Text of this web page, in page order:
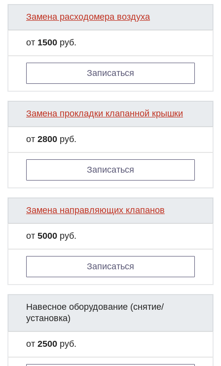
Замена расходомера воздуха
от 1500 руб.
Записаться
Замена прокладки клапанной крышки
от 2800 руб.
Записаться
Замена направляющих клапанов
от 5000 руб.
Записаться
Навесное оборудование (снятие/
установка)
от 2500 руб.